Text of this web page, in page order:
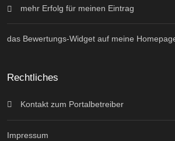
mehr Erfolg für meinen Eintrag
das Bewertungs-Widget auf meine
Rechtliches
Kontakt zum Portalbetreiber
Impressum